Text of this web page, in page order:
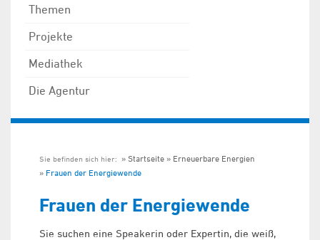
Themen
Projekte
Mediathek
Die Agentur
Sie befinden sich hier: Startseite
Erneuerbare Energien
Frauen der Energiewende
Frauen der Energiewende
Sie suchen eine Speakerin oder Expertin, die weiß,